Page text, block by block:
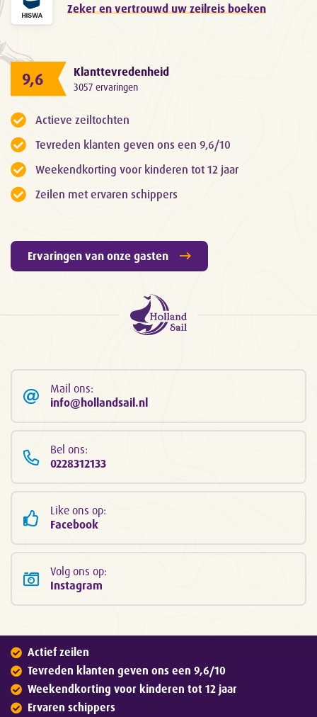
Zeker en vertrouwd uw zeilreis boeken
9,6 Klanttevredenheid
3057 ervaringen
Actieve zeiltochten
Tevreden klanten geven ons een 9,6/10
Weekendkorting voor kinderen tot 12 jaar
Zeilen met ervaren schippers
Ervaringen van onze gasten
Mail ons:
info@hollandsail.nl
Bel ons:
0228312133
Like ons op:
Facebook
Volg ons op:
Instagram
Actief zeilen
Tevreden klanten geven ons een 9,6/10
Weekendkorting voor kinderen tot 12 jaar
Ervaren schippers